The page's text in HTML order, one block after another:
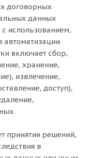
договорных
данных
использованием,
автоматизации.
включает сбор,
хранение,
извлечение,
доступ),
принятия решений,
в